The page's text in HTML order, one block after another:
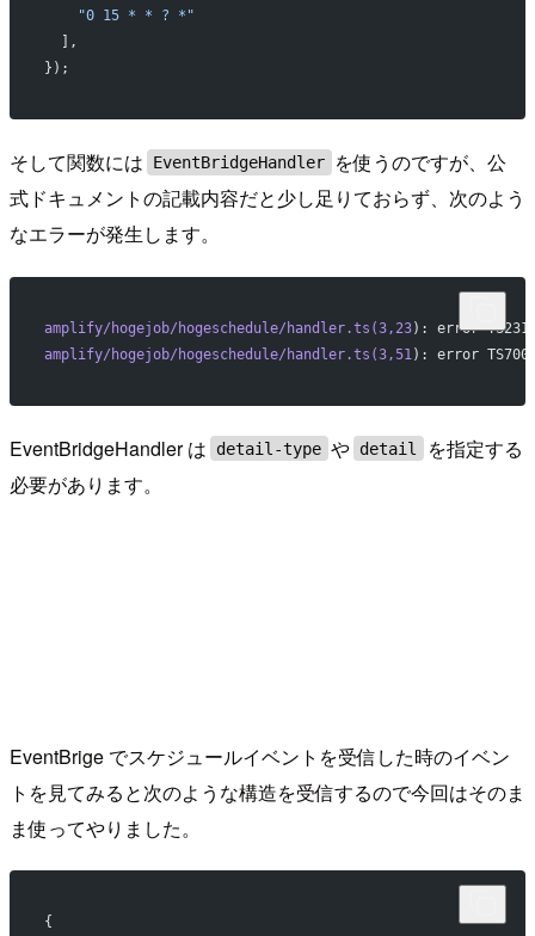
    "0 15 * * ? *"
  ],
});
そして関数には EventBridgeHandler
を使うのですが、公
式ドキュメントの記載内容だと少し足りておらず、次のよう
なエラーが発生します。
amplify/hogejob/hogeschedule/handler.ts(3,23): error
amplify/hogejob/hogeschedule/handler.ts(3,51 ): error
EventBridgeHandler は detail-type や detail
を指定する
必要があります。
EventBrige でスケジュールイベントを受信した時のイベン
トを見てみると次のような構造を受信するので今回はそのま
ま使ってやりました。
{